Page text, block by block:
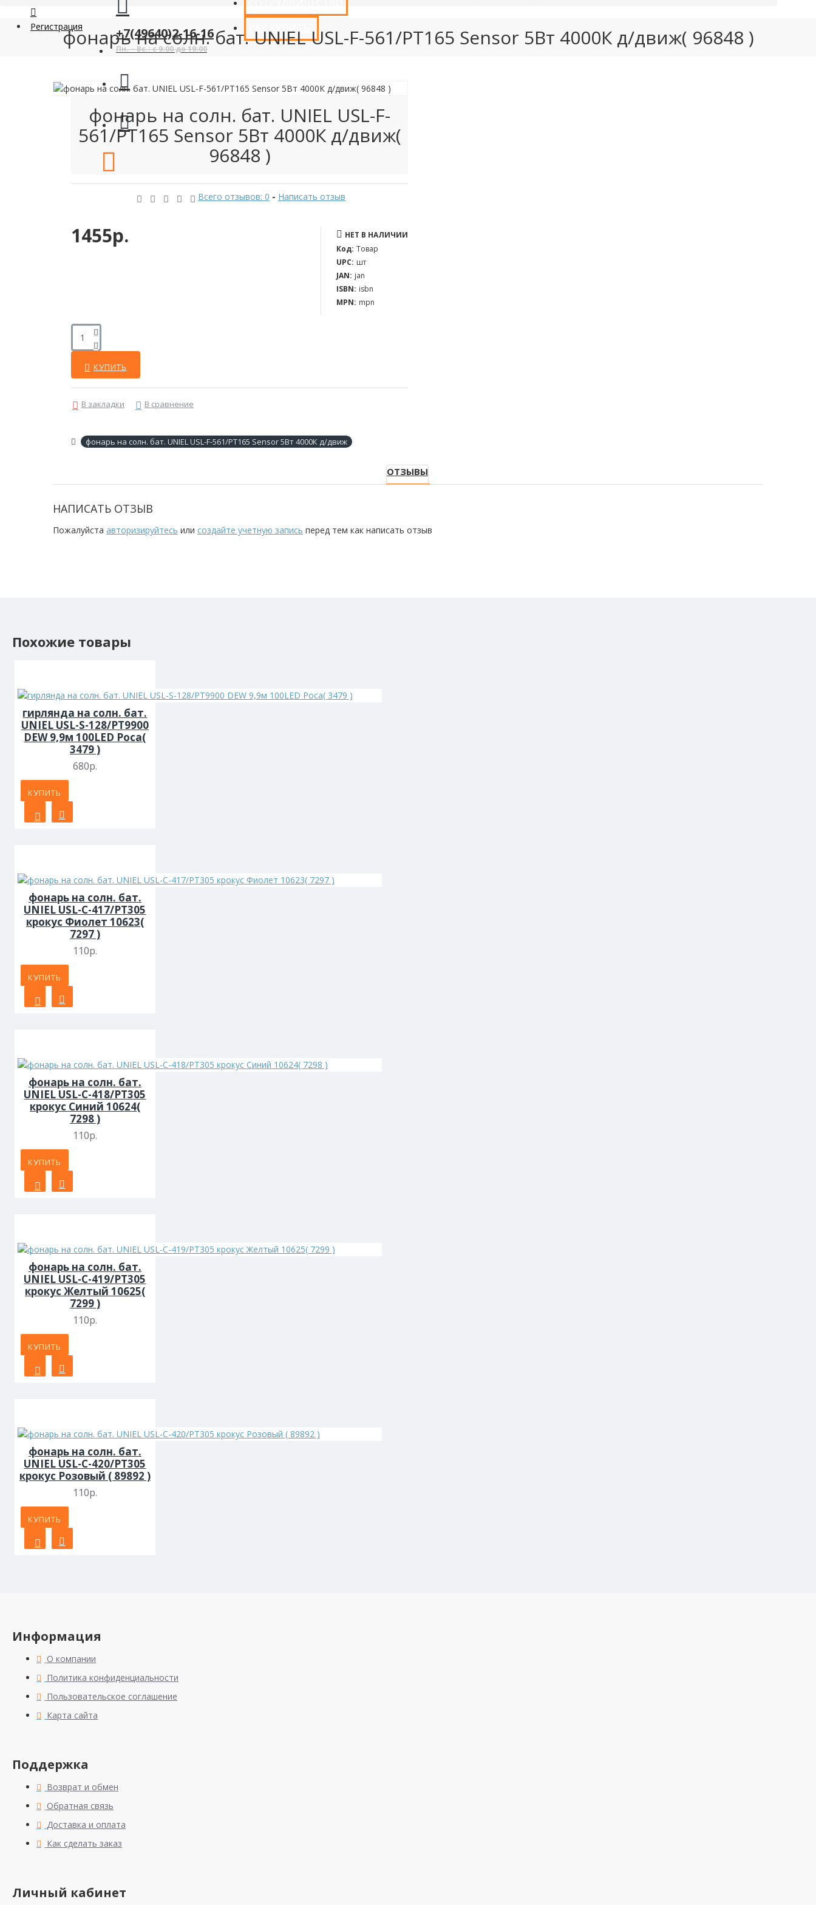
Регистрация +7(49640)2-16-16
Пн. – Вс.: с 9:00 до 19:00
фонарь на солн. бат. UNIEL USL-F-561/PT165 Sensor 5Вт 4000К д/движ( 96848 )
фонарь на солн. бат. UNIEL USL-F-
561/PT165 Sensor 5Вт 4000К д/движ(
96848 )
Всего отзывов: 0 - Написать отзыв
1455р.
НЕТ В НАЛИЧИИ
Код: Товар
UPC: шт
JAN: jan
ISBN: isbn
MPN: mpn
КУПИТЬ
В закладки В сравнение
фонарь на солн. бат. UNIEL USL-F-561/PT165 Sensor 5Вт 4000К д/движ
ОТЗЫВЫ
НАПИСАТЬ ОТЗЫВ
Пожалуйста авторизируйтесь или создайте учетную запись перед тем как написать отзыв
Похожие товары
гирлянда на солн. бат.
UNIEL USL-S-128/PT9900
DEW 9,9м 100LED Роса(
3479 )
680р.
КУПИТЬ
фонарь на солн. бат.
UNIEL USL-C-417/PT305
крокус Фиолет 10623(
7297 )
110р.
КУПИТЬ
фонарь на солн. бат.
UNIEL USL-C-418/PT305
крокус Синий 10624(
7298 )
110р.
КУПИТЬ
фонарь на солн. бат.
UNIEL USL-C-419/PT305
крокус Желтый 10625(
7299 )
110р.
КУПИТЬ
фонарь на солн. бат.
UNIEL USL-C-420/PT305
крокус Розовый ( 89892 )
110р.
КУПИТЬ
Информация
О компании
Политика конфиденциальности
Пользовательское соглашение
Карта сайта
Поддержка
Возврат и обмен
Обратная связь
Доставка и оплата
Как сделать заказ
Личный кабинет